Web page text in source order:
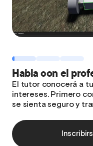
Habla con el
El tutor conocerá a
intereses. Primero
se sienta seguro y